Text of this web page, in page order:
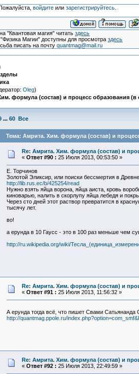
войдитеили зарегистрируйтесь.
"Квантовая магия" читатьздесь
Магии" доступны для просмотраздесь
писать на почтуquantmag@mail.ru
Oleg)
формула (состав) и процесс образования (в
... 60 Все
Тема: Амрита. Хим. формула (состав) и
Re: Амрита. Хим. формула (состав) и
« Ответ #90 : 25 Июля 2013, 00:53:50 »
Е. Торчинов
Золотой Эликсир, или поиски бессмертия в
http://lib.rus.ec/b/425254/read
Нужно взять яйца ворона, яйца аиста, кровь
киноварью, налить в скорлупу яйца лебедя и
Через сто дней этот раствор превратится в
тысячу лет.
во!
а ерунда в 10 Гаусс - это в 100 раз меньше чем
http://ru.wikipedia.org/wiki/
Re: Амрита. Хим. формула (состав) и
« Ответ #91 : 25 Июля 2013, 11:56:32 »
А ерунда тогда всё, что пишет Свами Сатьянанда
http://quantmag.ppole.ru/
Re: Амрита. Хим. формула (состав) и
« Ответ #92 : 25 Июля 2013, 22:49:59 »